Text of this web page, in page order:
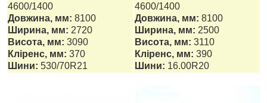
4600/1400
Довжина, мм: 8100
Ширина, мм: 2720
Висота, мм: 3090
Кліренс, мм: 370
Шини: 530/70R21
4600/1400
Довжина, мм: 8100
Ширина, мм: 2500
Висота, мм: 3110
Кліренс, мм: 390
Шини: 16.00R20